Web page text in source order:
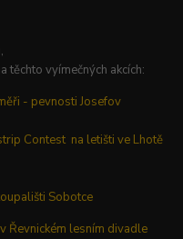
těchto vyímečných akcích:
- pevnosti Josefov
Contest na letišti ve Lhotě
Sobotce
Řevnickém lesním divadle